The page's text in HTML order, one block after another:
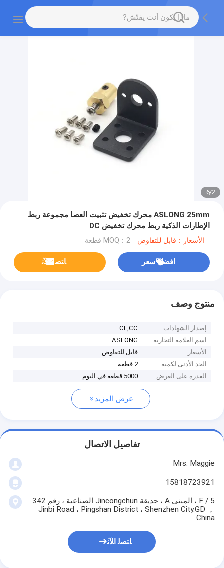
2
/
6
ASLONG 25mm محرك تخفيض تثبيت العصا مجموعة ربط
الإطارات الذكية ربط محرك تخفيض DC
الأسعار：قابل للتفاوض MOQ：2 قطعة
افضل سعر ﺎﺘﺼﻟ ﺍﻶﻧ
منتوج وصف
إصدار الشهادات
CE,CC
اسم العلامة التجارية
ASLONG
الأسعار
قابل للتفاوض
الحد الأدنى لكمية
2 قطعة
القدرة على العرض
5000 قطعة في اليوم
عرض المزيد
تفاصيل الاتصال
Mrs. Maggie
15818723921
5 / F ، المبنى A ، حديقة Jincongchun الصناعية ، رقم 342
Jinbi Road ، Pingshan District ، Shenzhen City.GD ，
China
ﺎﺘﺼﻟ ﺍﻶﻧ